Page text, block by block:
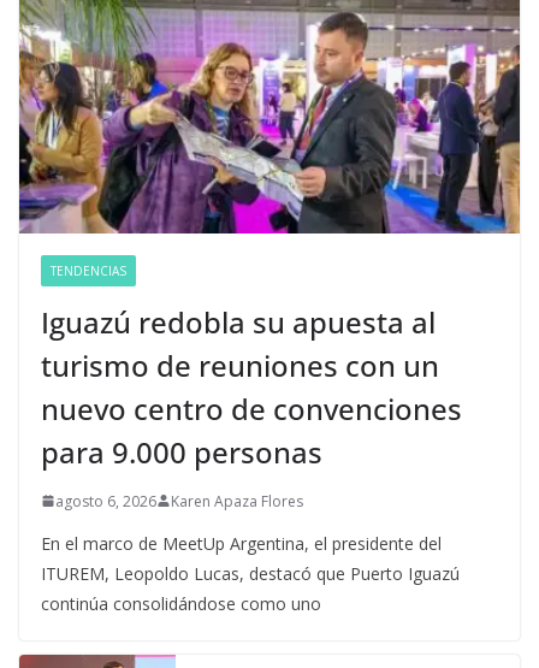
TENDENCIAS
Iguazú redobla su apuesta al
turismo de reuniones con un
nuevo centro de convenciones
para 9.000 personas
agosto 6, 2026 Karen Apaza Flores
En el marco de MeetUp Argentina, el presidente del
ITUREM, Leopoldo Lucas, destacó que Puerto Iguazú
continúa consolidándose como uno